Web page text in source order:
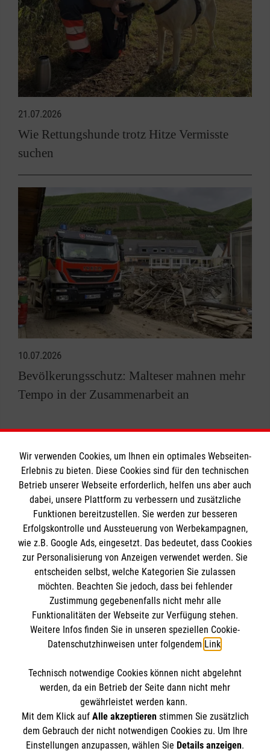
21.07.2026
Wie Rettungshunde trotz Hitze Vermisste
suchen
10.07.2026
Bevölkerungsschutz: Malteser mahnen mehr
Tempo in der Zusammenarbeit an
Informationen
Impressum
Datenschutz
Barrierefreiheit
Kontakt
Die Malteser
Malteser in Deutschland
Sharepoint
So finden Sie uns
Franz-Bühler-Straße 2
73485 Unterschneidheim
Der Malteser Hilfsdienst e.V. ist als eingetragene
Wir verwenden Cookies, um Ihnen ein optimales Webseiten-
Erlebnis zu bieten. Diese Cookies sind für den technischen
Betrieb unserer Webseite erforderlich, helfen uns aber auch
dabei, unsere Plattform zu verbessern und zusätzliche
Funktionen bereitzustellen. Sie werden zur besseren
Erfolgskontrolle und Aussteuerung von Werbekampagnen,
wie z.B. Google Ads, eingesetzt. Das bedeutet, dass Cookies
zur Personalisierung von Anzeigen verwendet werden. Sie
entscheiden selbst, welche Kategorien Sie zulassen
möchten. Beachten Sie jedoch, dass bei fehlender
Zustimmung gegebenenfalls nicht mehr alle
Funktionalitäten der Webseite zur Verfügung stehen.
Weitere Infos finden Sie in unseren speziellen Cookie-
Datenschutzhinweisen unter folgendem Link.
Technisch notwendige Cookies können nicht abgelehnt
werden, da ein Betrieb der Seite dann nicht mehr
gewährleistet werden kann.
Mit dem Klick auf Alle akzeptierenstimmen Sie zusätzlich
dem Gebrauch der nicht notwendigen Cookies zu. Um Ihre
Einstellungen anzupassen, wählen Sie Details anzeigen.